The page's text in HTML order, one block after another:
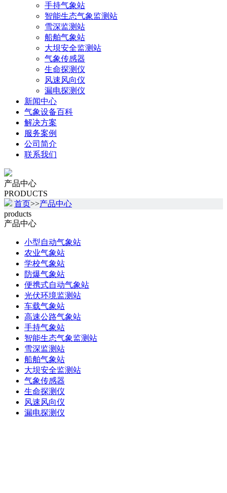
手持气象站
智能生态气象监测站
雪深监测站
船舶气象站
大坝安全监测站
气象传感器
生命探测仪
风速风向仪
漏电探测仪
新闻中心
气象设备百科
解决方案
服务案例
公司简介
联系我们
产品中心
PRODUCTS
首页>>产品中心
products
产品中心
小型自动气象站
农业气象站
学校气象站
防爆气象站
便携式自动气象站
光伏环境监测站
车载气象站
高速公路气象站
手持气象站
智能生态气象监测站
雪深监测站
船舶气象站
大坝安全监测站
气象传感器
生命探测仪
风速风向仪
漏电探测仪